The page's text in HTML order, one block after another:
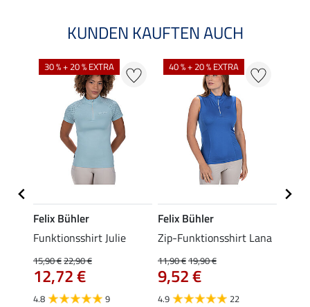
KUNDEN KAUFTEN AUCH
30 % + 20 % EXTRA
Felix Bühler
Funktionsshirt Julie
15,90 €22,90 €
12,72 €
4.8 9
40 % + 20 % EXTRA
Felix Bühler
Zip-Funktionsshirt Lana
11,90 €19,90 €
9,52 €
4.9 22